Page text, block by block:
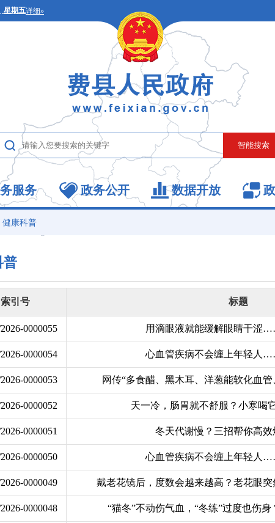
服务 政务公开 数据开放
健康科普
普
索引号 标题
0000055 用滴眼液就能缓解眼睛干涩
0000054 心血管疾病不会缠上年轻人
0000053 网传“多食醋、黑木耳、洋葱能软化血
0000052 天一冷，肠胃就不舒服？小寒喝
0000051 冬天代谢慢？三招帮你高
0000050 心血管疾病不会缠上年轻人
0000049 戴老花镜后，度数会越来越高？老花眼
0000048 “猫冬”不动伤气血，“冬练”过度也伤